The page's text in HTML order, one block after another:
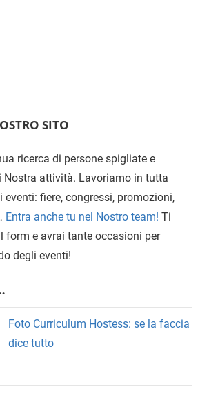
SITO
ricerca di persone spigliate e
Nostra attività. Lavoriamo in tutta
eventi: fiere, congressi, promozioni,
Entra anche tu nel Nostro team! Ti
form e avrai tante occasioni per
degli eventi!
Foto Curriculum Hostess: se la faccia
dice tutto